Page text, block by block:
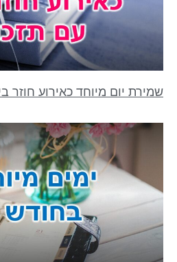
שמירת יום מיוחד כאירוע חוזר